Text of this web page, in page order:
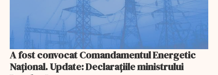
A fost convocat Comandamentul Energetic
Naţional. Update: Declaraţiile ministrului